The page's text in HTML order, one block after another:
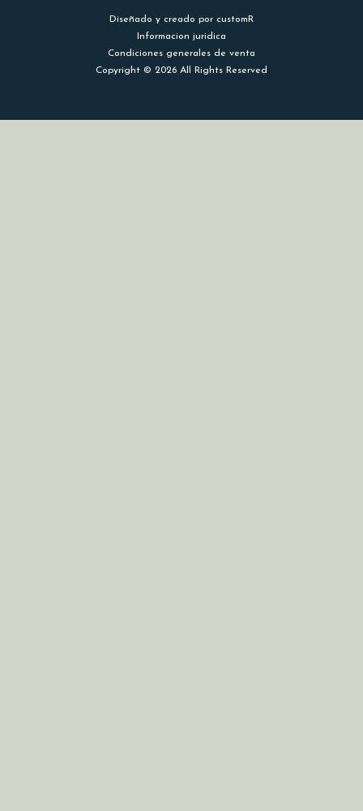
Diseñado y creado por customR
Informacion juridica
Condiciones generales de venta
Copyright © 2026 All Rights Reserved